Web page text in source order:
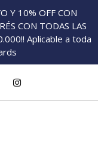
Y 10% OFF CON
CON TODAS LAS
Aplicable a toda